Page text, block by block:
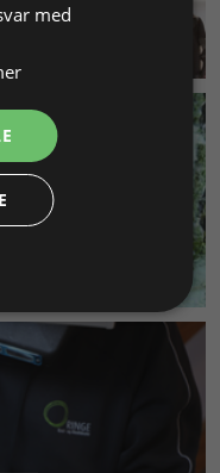
med